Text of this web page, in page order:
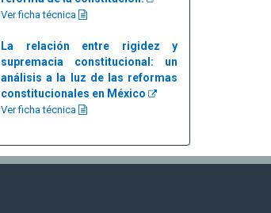
Ver ficha técnica
La relación entre rigidez y
supremacia constitucional: un
análisis a la luz de las reformas
constitucionales en México
Ver ficha técnica